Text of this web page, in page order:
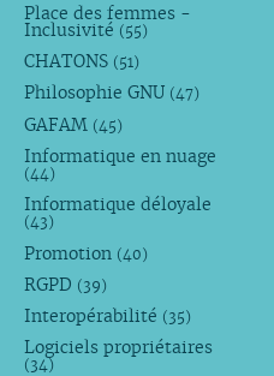
Place des femmes -
Inclusivité (55)
CHATONS (51)
Philosophie GNU (47)
GAFAM (45)
Informatique en nuage
(44)
Informatique déloyale
(43)
Promotion (40)
RGPD (39)
Interopérabilité (35)
Logiciels propriétaires
(34)